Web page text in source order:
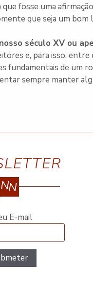
fosse uma
que seja um bom
século XV ou
e, para isso,
de um
sempre manter
NN
E-mail